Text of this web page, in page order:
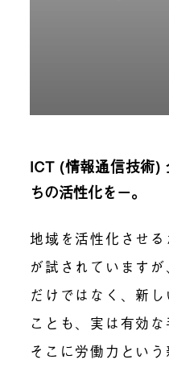
ICT (情報通信技術)
ちの活性化をー。
地域を活性化させ
が試されています
だけではなく、新
ことも、実は有効
そこに労働力という